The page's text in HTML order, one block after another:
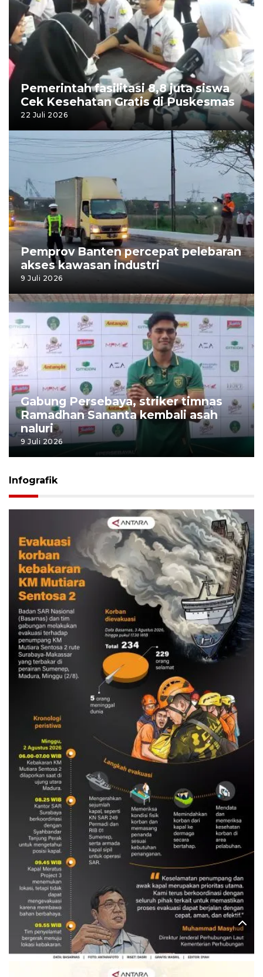
Pemerintah fasilitasi 8,8 juta siswa
Cek Kesehatan Gratis di Puskesmas
22 Juli 2026
Pemprov Banten percepat pelebaran
akses kawasan industri
9 Juli 2026
Gabung Persebaya, striker timnas
Ramadhan Sananta kembali asah
naluri
9 Juli 2026
Infografik
Evakuasi korban kebakaran KM
Mutiara Sentosa 2
3 Agustus 2026